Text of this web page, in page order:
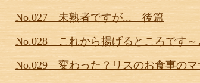
No.027 未熟者ですが... 後篇
No.028 これから揚げるところです～
No.029 変わった？リスのお食事のマ